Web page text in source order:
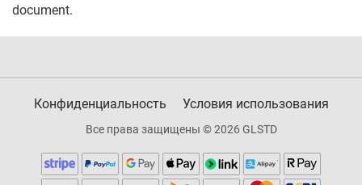
document.
Конфиденциальность Условия использования
Все права защищены © 2026 GLSTD